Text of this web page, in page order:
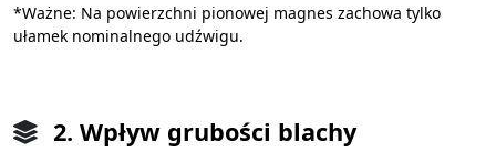
*Ważne: Na powierzchni pionowej magnes zachowa tylko
ułamek nominalnego udźwigu.
2. Wpływ grubości blachy